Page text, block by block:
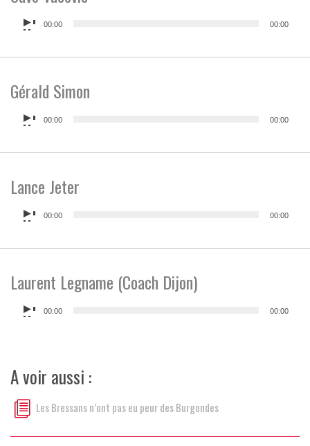
Lecteur
audio
00:00 00:00
Gérald Simon
Lecteur
audio
00:00 00:00
Lance Jeter
Lecteur
audio
00:00 00:00
Laurent Legname (Coach Dijon)
Lecteur
audio
00:00 00:00
A voir aussi :
Les Bressans n’ont pas eu peur des Burgondes